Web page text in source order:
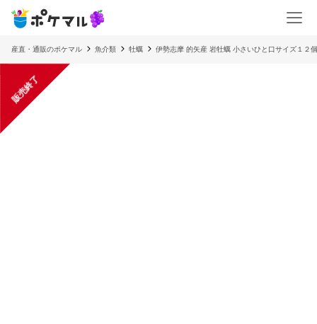
産直・通販のポケマル 魚介類 牡蠣 伊勢志摩 的矢産 岩牡蠣 小さいひと口サイズ１２
販売終了